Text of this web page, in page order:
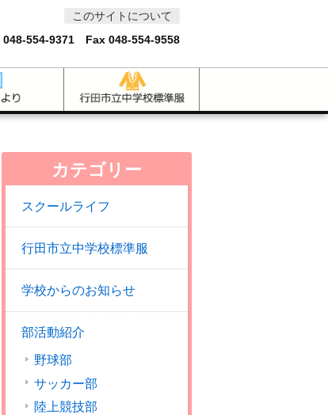
このサイトについて
048-554-9371 Fax 048-554-9558
カテゴリー
スクールライフ
行田市立中学校標準服
学校からのお知らせ
部活動紹介
野球部
サッカー部
陸上競技部